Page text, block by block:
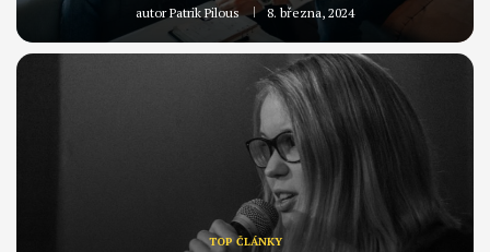
autorPatrik Pilous 8. března, 2024
TOP ČLÁNKY